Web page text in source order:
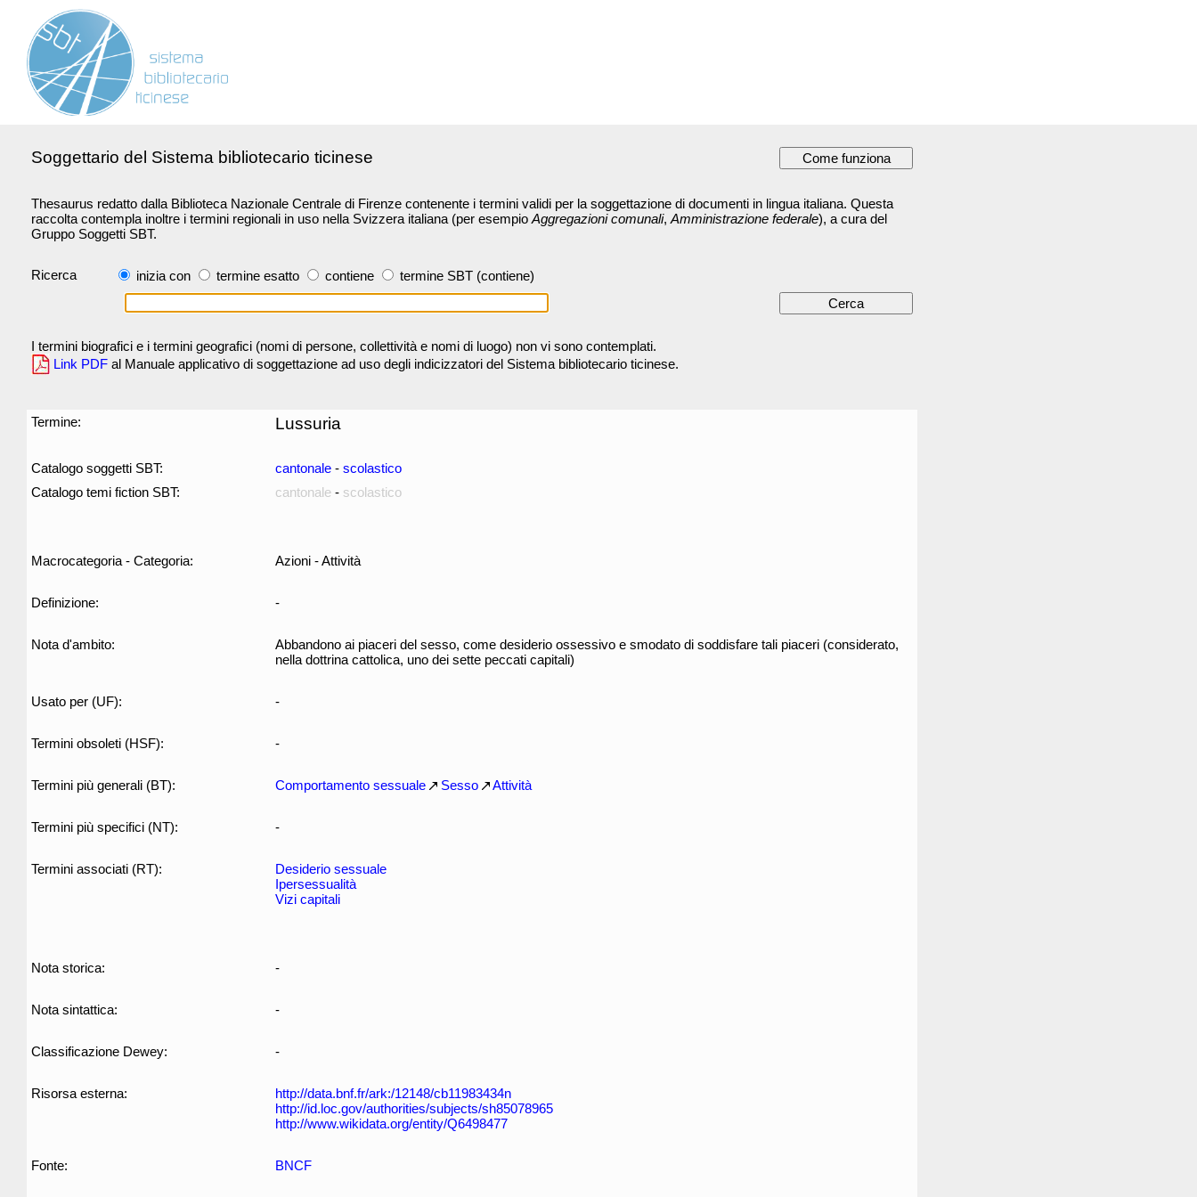
Soggettario del Sistema bibliotecario ticinese
Thesaurus redatto dalla Biblioteca Nazionale Centrale di Firenze contenente i termini validi per la soggettazione di documenti in lingua italiana. Questa
raccolta contempla inoltre i termini regionali in uso nella Svizzera italiana (per esempio Aggregazioni comunali, Amministrazione federale), a cura del
Gruppo Soggetti SBT.
Ricerca inizia con termine esatto contiene termine SBT (contiene)
I termini biografici e i termini geografici (nomi di persone, collettività e nomi di luogo) non vi sono contemplati.
Link PDF al Manuale applicativo di soggettazione ad uso degli indicizzatori del Sistema bibliotecario ticinese.
Termine: Lussuria
Catalogo soggetti SBT: cantonale - scolastico
Catalogo temi fiction SBT:
cantonale - scolastico
Macrocategoria - Categoria: Azioni - Attività
Definizione: -
Nota d'ambito:
Abbandono ai piaceri del sesso, come desiderio ossessivo e smodato di soddisfare tali piaceri (considerato,
nella dottrina cattolica, uno dei sette peccati capitali)
Usato per (UF): -
Termini obsoleti (HSF): -
Termini più generali (BT): Comportamento sessuale Sesso Attività
Termini più specifici (NT): -
Termini associati (RT):
Desiderio sessuale
Ipersessualità
Vizi capitali
Nota storica: -
Nota sintattica: -
Classificazione Dewey: -
Risorsa esterna:
http://data.bnf.fr/ark:/12148/cb11983434n
http://id.loc.gov/authorities/subjects/sh85078965
http://www.wikidata.org/entity/Q6498477
Fonte: BNCF